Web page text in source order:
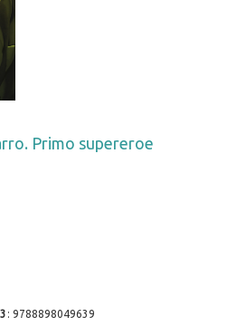
Primo supereroe
:9788898049639